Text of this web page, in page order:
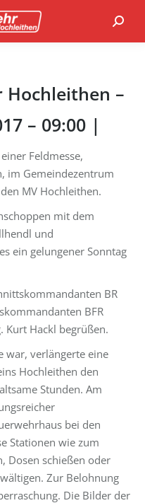
Hochleithen –
– 09:00 |
Feldmesse,
im Gemeindezentrum
MV Hochleithen.
mit dem
und
ein gelungener Sonntag
BR
BFR
Kurt Hackl begrüßen.
war, verlängerte eine
Hochleithen den
Stunden. Am
bei den
Stationen wie zum
Dosen schießen oder
Zur Belohnung
Die Bilder der